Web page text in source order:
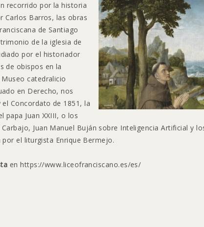
recorrido por la historia
Carlos Barros, las obras
de Santiago
de la iglesia de
por el historiador
de obispos en la
catedralicio
en Derecho, nos
Concordato de 1851, la
papa Juan XXIII, o los
Juan Manuel Buján sobre Inteligencia Artificial y
el liturgista Enrique Bermejo.
enhttps://www.liceofranciscano.es/es/